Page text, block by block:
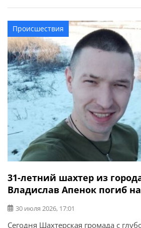
дома и 5 автомобилей.
Происшествия
31-летний шахтер из
Владислав Апенок погиб
30 июля 2026, 17:01
Сегодня Шахтерская громада с